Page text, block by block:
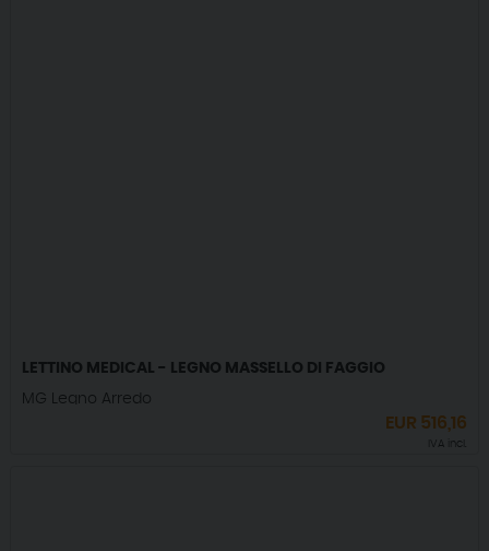
LETTINO MEDICAL - LEGNO MASSELLO DI FAGGIO
MG Legno Arredo
EUR 516,16
IVA incl.